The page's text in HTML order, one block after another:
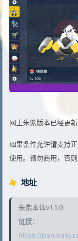
网上朱紫版本已经更
如果条件允许请支持
使用。请勿商用，否则
地址
朱紫本体v1.1.0
链接：
https://